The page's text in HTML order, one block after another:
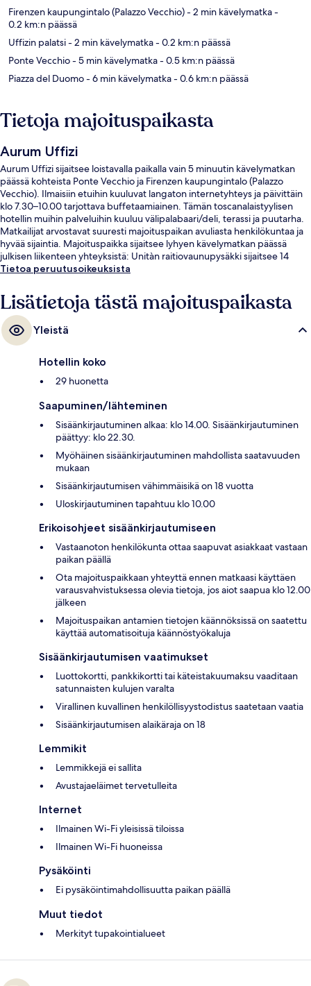
Firenzen kaupungintalo (Palazzo Vecchio)- 2 min kävelymatka-
0.2 km:n päässä
Uffizin palatsi- 2 min kävelymatka- 0.2 km:n päässä
Ponte Vecchio- 5 min kävelymatka- 0.5 km:n päässä
Piazza del Duomo- 6 min kävelymatka- 0.6 km:n päässä
Tietoja majoituspaikasta
Aurum Uffizi
Aurum Uffizi sijaitsee loistavalla paikalla vain 5 minuutin kävelymatkan
päässä kohteista Ponte Vecchio ja Firenzen kaupungintalo (Palazzo
Vecchio). Ilmaisiin etuihin kuuluvat langaton internetyhteys ja päivittäin
klo 7.30–10.00 tarjottava buffetaamiainen. Tämän toscanalaistyylisen
hotellin muihin palveluihin kuuluu välipalabaari/deli, terassi ja puutarha.
Matkailijat arvostavat suuresti majoituspaikan avuliasta henkilökuntaa ja
hyvää sijaintia. Majoituspaikka sijaitsee lyhyen kävelymatkan päässä
julkisen liikenteen yhteyksistä: Unitàn raitiovaunupysäkki sijaitsee 14
minuutin kävelymatkan päässä.
Tietoa peruutusoikeuksista
Lisätietoja tästä majoituspaikasta
Yleistä
Hotellin koko
29 huonetta
Saapuminen/lähteminen
Sisäänkirjautuminen alkaa: klo 14.00. Sisäänkirjautuminen
päättyy: klo 22.30.
Myöhäinen sisäänkirjautuminen mahdollista saatavuuden
mukaan
Sisäänkirjautumisen vähimmäisikä on 18 vuotta
Uloskirjautuminen tapahtuu klo 10.00
Erikoisohjeet sisäänkirjautumiseen
Vastaanoton henkilökunta ottaa saapuvat asiakkaat vastaan
paikan päällä
Ota majoituspaikkaan yhteyttä ennen matkaasi käyttäen
varausvahvistuksessa olevia tietoja, jos aiot saapua klo 12.00
jälkeen
Majoituspaikan antamien tietojen käännöksissä on saatettu
käyttää automatisoituja käännöstyökaluja
Sisäänkirjautumisen vaatimukset
Luottokortti, pankkikortti tai käteistakuumaksu vaaditaan
satunnaisten kulujen varalta
Virallinen kuvallinen henkilöllisyystodistus saatetaan vaatia
Sisäänkirjautumisen alaikäraja on 18
Lemmikit
Lemmikkejä ei sallita
Avustajaeläimet tervetulleita
Internet
Ilmainen Wi-Fi yleisissä tiloissa
Ilmainen Wi-Fi huoneissa
Pysäköinti
Ei pysäköintimahdollisuutta paikan päällä
Muut tiedot
Merkityt tupakointialueet